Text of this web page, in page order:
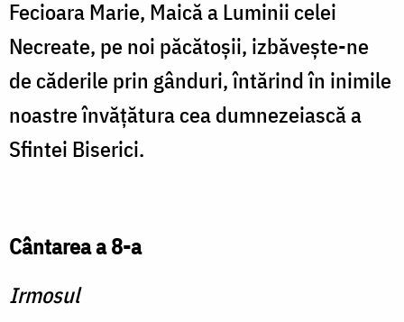
Fecioara Marie, Maică a Luminii celei
Necreate, pe noi păcătoșii, izbăvește-ne
de căderile prin gânduri, întărind în inimile
noastre învățătura cea dumnezeiască a
Sfintei Biserici.
Cântarea a 8-a
Irmosul